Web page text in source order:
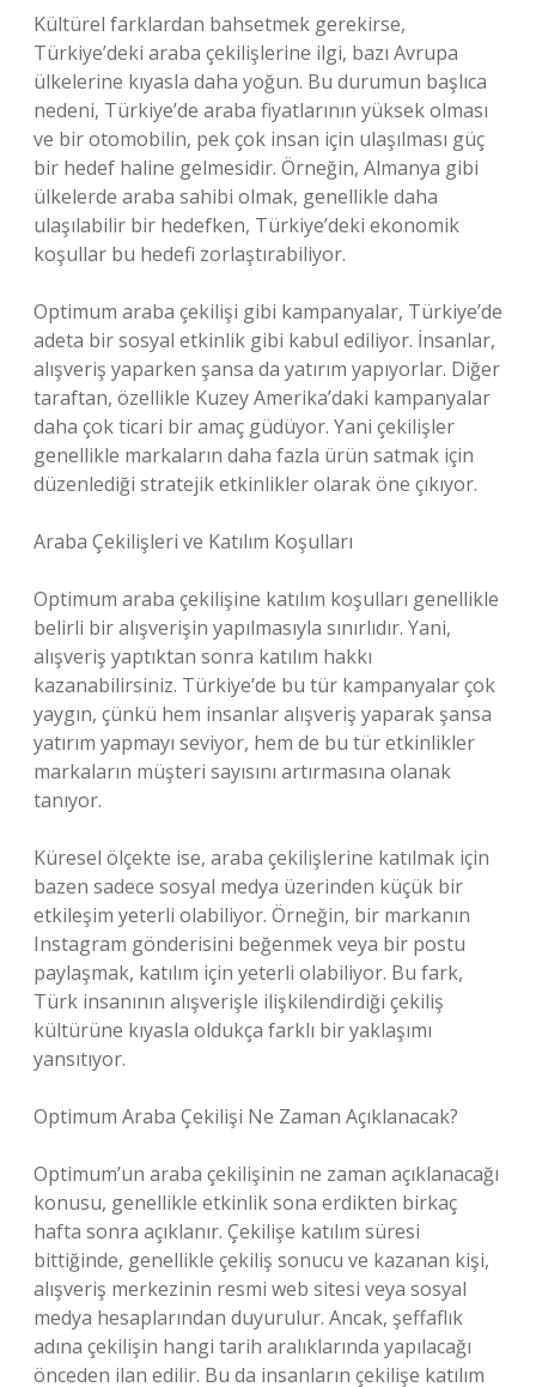
Kültürel farklardan bahsetmek gerekirse,
Türkiye’deki araba çekilişlerine ilgi, bazı Avrupa
ülkelerine kıyasla daha yoğun. Bu durumun başlıca
nedeni, Türkiye’de araba fiyatlarının yüksek olması
ve bir otomobilin, pek çok insan için ulaşılması güç
bir hedef haline gelmesidir. Örneğin, Almanya gibi
ülkelerde araba sahibi olmak, genellikle daha
ulaşılabilir bir hedefken, Türkiye’deki ekonomik
koşullar bu hedefi zorlaştırabiliyor.
Optimum araba çekilişi gibi kampanyalar, Türkiye’de
adeta bir sosyal etkinlik gibi kabul ediliyor. İnsanlar,
alışveriş yaparken şansa da yatırım yapıyorlar. Diğer
taraftan, özellikle Kuzey Amerika’daki kampanyalar
daha çok ticari bir amaç güdüyor. Yani çekilişler
genellikle markaların daha fazla ürün satmak için
düzenlediği stratejik etkinlikler olarak öne çıkıyor.
Araba Çekilişleri ve Katılım Koşulları
Optimum araba çekilişine katılım koşulları genellikle
belirli bir alışverişin yapılmasıyla sınırlıdır. Yani,
alışveriş yaptıktan sonra katılım hakkı
kazanabilirsiniz. Türkiye’de bu tür kampanyalar çok
yaygın, çünkü hem insanlar alışveriş yaparak şansa
yatırım yapmayı seviyor, hem de bu tür etkinlikler
markaların müşteri sayısını artırmasına olanak
tanıyor.
Küresel ölçekte ise, araba çekilişlerine katılmak için
bazen sadece sosyal medya üzerinden küçük bir
etkileşim yeterli olabiliyor. Örneğin, bir markanın
Instagram gönderisini beğenmek veya bir postu
paylaşmak, katılım için yeterli olabiliyor. Bu fark,
Türk insanının alışverişle ilişkilendirdiği çekiliş
kültürüne kıyasla oldukça farklı bir yaklaşımı
yansıtıyor.
Optimum Araba Çekilişi Ne Zaman Açıklanacak?
Optimum’un araba çekilişinin ne zaman açıklanacağı
konusu, genellikle etkinlik sona erdikten birkaç
hafta sonra açıklanır. Çekilişe katılım süresi
bittiğinde, genellikle çekiliş sonucu ve kazanan kişi,
alışveriş merkezinin resmi web sitesi veya sosyal
medya hesaplarından duyurulur. Ancak, şeffaflık
adına çekilişin hangi tarih aralıklarında yapılacağı
önceden ilan edilir. Bu da insanların çekilişe katılım